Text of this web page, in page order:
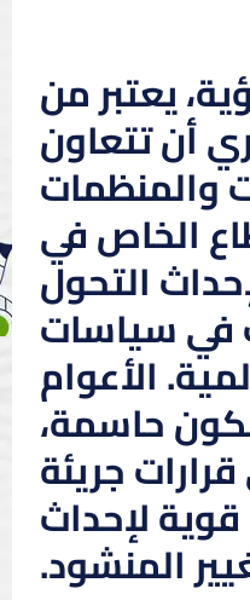
يعتبر من
أن تتعاون
والمنظمات
الخاص في
التحول
في سياسات
الأعوام
حاسمة،
جريئة
لإحداث
المنشود.